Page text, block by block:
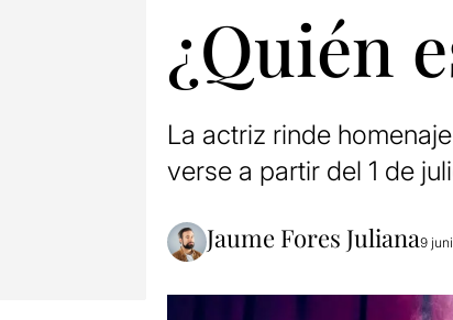
¿Quién
La actriz rinde
verse a partir del 1 de
Jaume Fores Juliana9